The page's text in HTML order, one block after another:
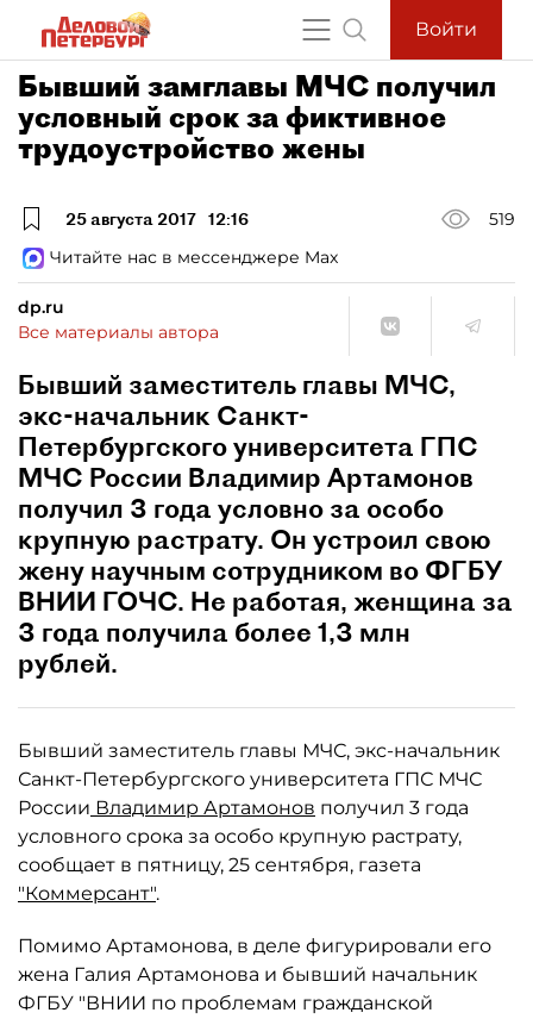
Войти
Бывший замглавы МЧС получил
условный срок за фиктивное
трудоустройство жены
25 августа 2017 12:16
519
Читайте нас в мессенджере Max
dp.ru
Все материалы автора
Бывший заместитель главы МЧС,
экс-начальник Санкт-
Петербургского университета ГПС
МЧС России Владимир Артамонов
получил 3 года условно за особо
крупную растрату. Он устроил свою
жену научным сотрудником во ФГБУ
ВНИИ ГОЧС. Не работая, женщина за
3 года получила более 1,3 млн
рублей.
Бывший заместитель главы МЧС, экс-начальник
Санкт-Петербургского университета ГПС МЧС
России Владимир Артамонов получил 3 года
условного срока за особо крупную растрату,
сообщает в пятницу, 25 сентября, газета
"Коммерсант".
Помимо Артамонова, в деле фигурировали его
жена Галия Артамонова и бывший начальник
ФГБУ "ВНИИ по проблемам гражданской